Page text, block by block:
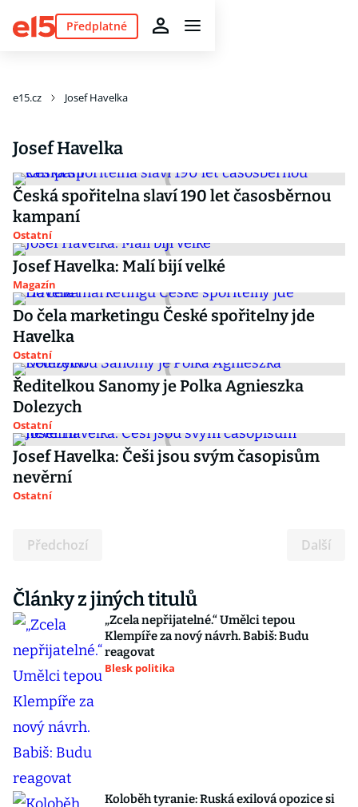
Předplatné
e15.cz Josef Havelka
Josef Havelka
Česká spořitelna slaví 190 let časosběrnou
kampaní
Ostatní
Josef Havelka: Malí bijí velké
Magazín
Do čela marketingu České spořitelny jde
Havelka
Ostatní
Ředitelkou Sanomy je Polka Agnieszka
Dolezych
Ostatní
Josef Havelka: Češi jsou svým časopisům
nevěrní
Ostatní
Předchozí Další
Články z jiných titulů
„Zcela nepřijatelné.“ Umělci tepou
Klempíře za nový návrh. Babiš: Budu
reagovat
Blesk politika
Koloběh tyranie: Ruská exilová opozice si